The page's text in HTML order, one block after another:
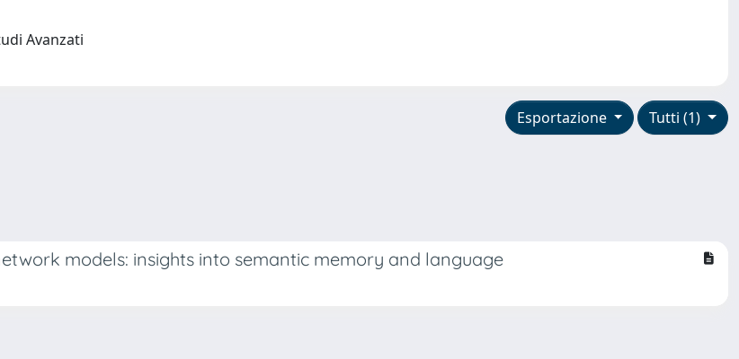
Avanzati
Tutti (1)
Esportazione
models: insights into semantic memory and language